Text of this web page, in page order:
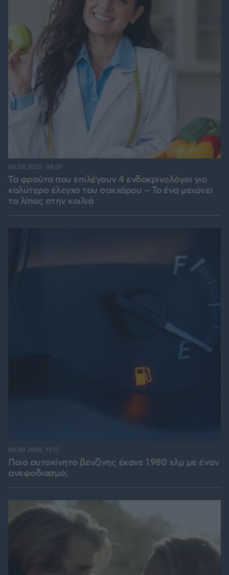
Τα φρούτα που επιλέγουν 4 ενδοκρινολόγοι για
καλύτερο έλεγχο του σακχάρου – Το ένα μειώνει
το λίπος στην κοιλιά
06.08.2026, 08:01
Ποιο αυτοκίνητο βενζίνης έκανε 1.980 χλμ με έναν
ανεφοδιασμό;
06.08.2026, 19:12